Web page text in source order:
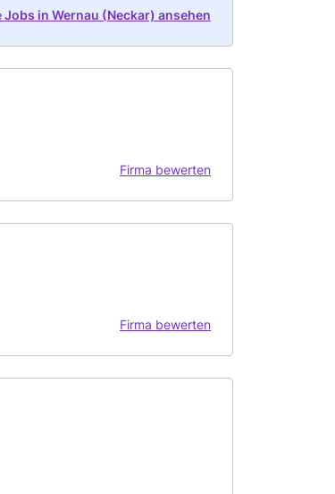
Jobs in Wernau (Neckar) ansehen
Firma bewerten
Firma bewerten